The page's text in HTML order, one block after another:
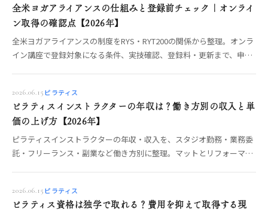
全米ヨガアライアンスの仕組みと登録前チェック｜オンライ
ン取得の確認点【2026年】
全米ヨガアライアンスの制度をRYS・RYT200の関係から整理。オンラ
イン講座で登録対象になる条件、実技確認、登録料・更新まで、申請
2026.06.15 ピラティス
ピラティスインストラクターの年収は？働き方別の収入と単
価の上げ方【2026年】
ピラティスインストラクターの年収・収入を、スタジオ勤務・業務委
託・フリーランス・副業など働き方別に整理。マットとリフォーマー
2026.06.15 ピラティス
ピラティス資格は独学で取れる？費用を抑えて取得する現